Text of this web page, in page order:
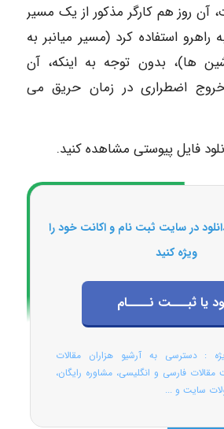
آن روز هم کارگر مذکور از یک مسیر
استفاده کرد (مسیر میانبر به
ها)، بدون توجه به اینکه، آن
اضطراری در زمان حریق می
فایل پیوستی مشاهده کنید.
در سایت ثبت نام و اکانت خود را
ویژه کنید
یا ثبـــت نــــام
: دسترسی به آرشیو هزاران مقالات
فارسی و انگلیسی، مشاوره رایگان،
سایت و ...